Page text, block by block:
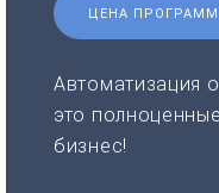
ЦЕНА
Автоматизация
это
бизнес!